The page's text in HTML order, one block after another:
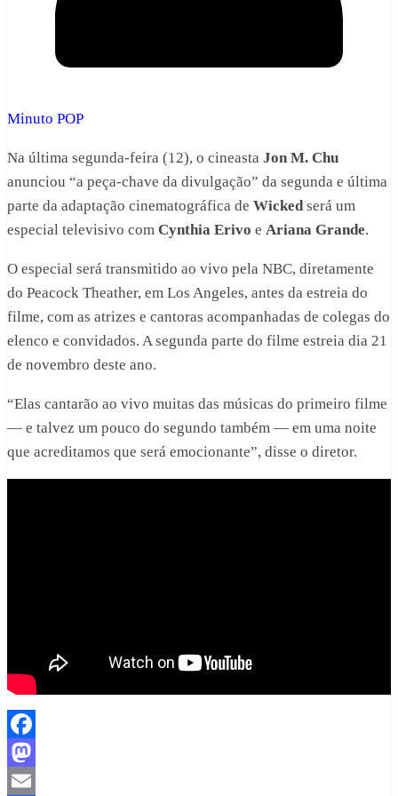
Minuto POP
Na última segunda-feira (12), o cineasta Jon M. Chu
anunciou “a peça-chave da divulgação” da segunda e última
parte da adaptação cinematográfica de Wickedserá um
especial televisivo com Cynthia Erivo e Ariana Grande.
O especial será transmitido ao vivo pela NBC, diretamente
do Peacock Theather, em Los Angeles, antes da estreia do
filme, com as atrizes e cantoras acompanhadas de colegas do
elenco e convidados. A segunda parte do filme estreia dia 21
de novembro deste ano.
“Elas cantarão ao vivo muitas das músicas do primeiro filme
— e talvez um pouco do segundo também — em uma noite
que acreditamos que será emocionante”, disse o diretor.
Facebook
Mastodon